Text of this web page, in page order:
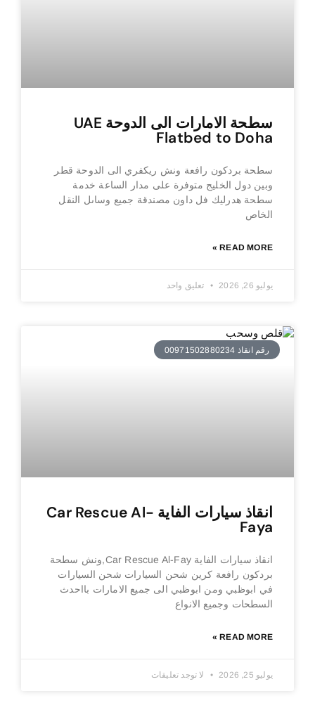
سطحة الامارات الى الدوحة UAE
Flatbed to Doha
سطحة بردكون رافعة ونش ريكفري الى الدوحة قطر
وبين دول الخليج متوفرة على مدار الساعة خدمة
سطحة هدرليك فل داون مصندقة جميع وساىل النقل
الخاص
READ MORE »
يوليو 26, 2026 تعليق واحد
رقم انقاذ 00971502880234
انقاذ سيارات الفاية Car Rescue Al-
Faya
انقاذ سيارات الفاية Car Rescue Al-Fay,ونش سطحة
بردكون رافعة كرين شحن السيارات شحن السيارات
في ابوظبي ومن ابوظبي الى جميع الامارات بااحدث
السطحات وجميع الانواع
READ MORE »
يوليو 25, 2026 لا توجد تعليقات